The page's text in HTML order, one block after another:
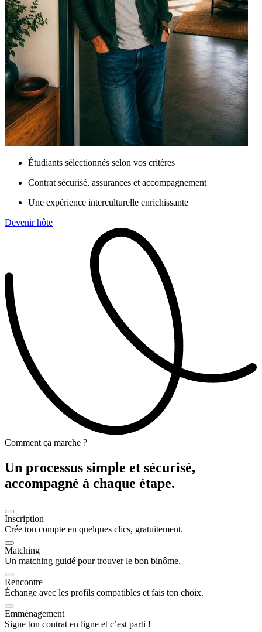
Étudiants sélectionnés selon vos critères
Contrat sécurisé, assurances et accompagnement
Une expérience interculturelle enrichissante
Devenir hôte
Comment ça marche ?
Un processus simple et sécurisé,
accompagné à chaque étape.
Inscription
Crée ton compte en quelques clics, gratuitement.
Matching
Un matching guidé pour trouver le bon binôme.
Rencontre
Échange avec les profils compatibles et fais ton choix.
Emménagement
Signe ton contrat en ligne et c’est parti !